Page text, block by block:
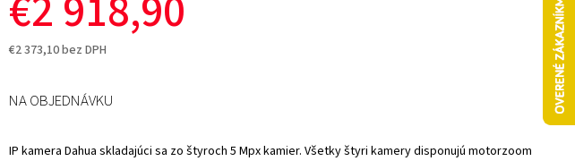
€2 918,90
€2 373,10 bez DPH
IP kamera Dahua skladajúci sa zo štyroch 5 Mpx kamier. Všetky štyri kamery disponujú motorzoom
NA OBJEDNÁVKU